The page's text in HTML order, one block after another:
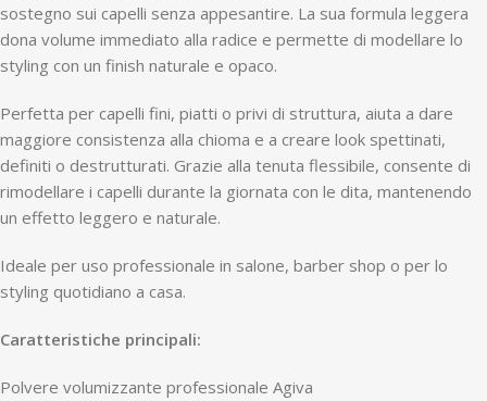
sostegno sui capelli senza appesantire. La sua formula leggera
dona volume immediato alla radice e permette di modellare lo
styling con un finish naturale e opaco.
Perfetta per capelli fini, piatti o privi di struttura, aiuta a dare
maggiore consistenza alla chioma e a creare look spettinati,
definiti o destrutturati. Grazie alla tenuta flessibile, consente di
rimodellare i capelli durante la giornata con le dita, mantenendo
un effetto leggero e naturale.
Ideale per uso professionale in salone, barber shop o per lo
styling quotidiano a casa.
Caratteristiche principali:
Polvere volumizzante professionale Agiva